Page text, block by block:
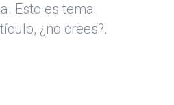
Esto es tema
¿no crees?.